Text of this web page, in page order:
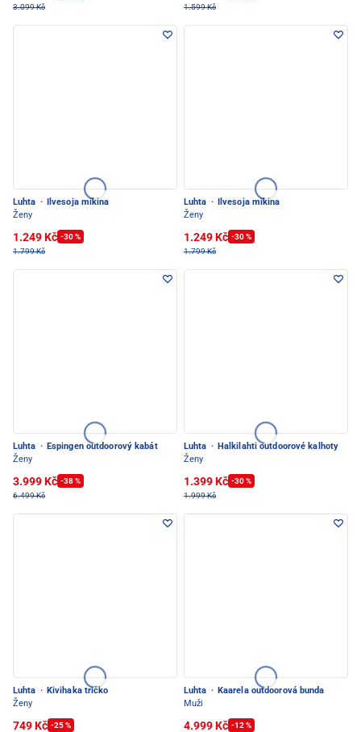
3.099 Kč
1.599 Kč
Luhta ·
Ilvesoja mikina
Ženy
1.249 Kč -30 %
1.799 Kč
Luhta ·
Ilvesoja mikina
Ženy
1.249 Kč -30 %
1.799 Kč
Luhta · Espingen outdoorový kabát
Ženy
3.999 Kč -38 %
6.499 Kč
Luhta · Halkilahti outdoorové kalhoty
Ženy
1.399 Kč -30 %
1.999 Kč
Luhta · Kivihaka tričko
Ženy
749 Kč -25 %
Luhta · Kaarela outdoorová bunda
Muži
4.999 Kč -12 %